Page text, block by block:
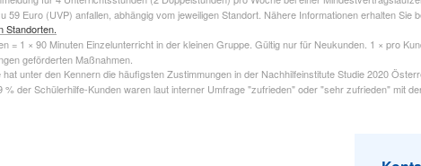
59 Euro (UVP) anfallen, abhängig vom jeweiligen Standort. Nähere Informationen erhalten Sie
Standorten.
= 1 × 90 Minuten Einzelunterricht in der kleinen Gruppe. Gültig nur für Neukunden. 1 × pro
geförderten Maßnahmen.
hat unter den Kennern die häufigsten Zustimmungen in der Nachhilfeinstitute Studie 2020
% der Schülerhilfe-Kunden waren laut interner Umfrage "zufrieden" oder "sehr zufrieden" mit